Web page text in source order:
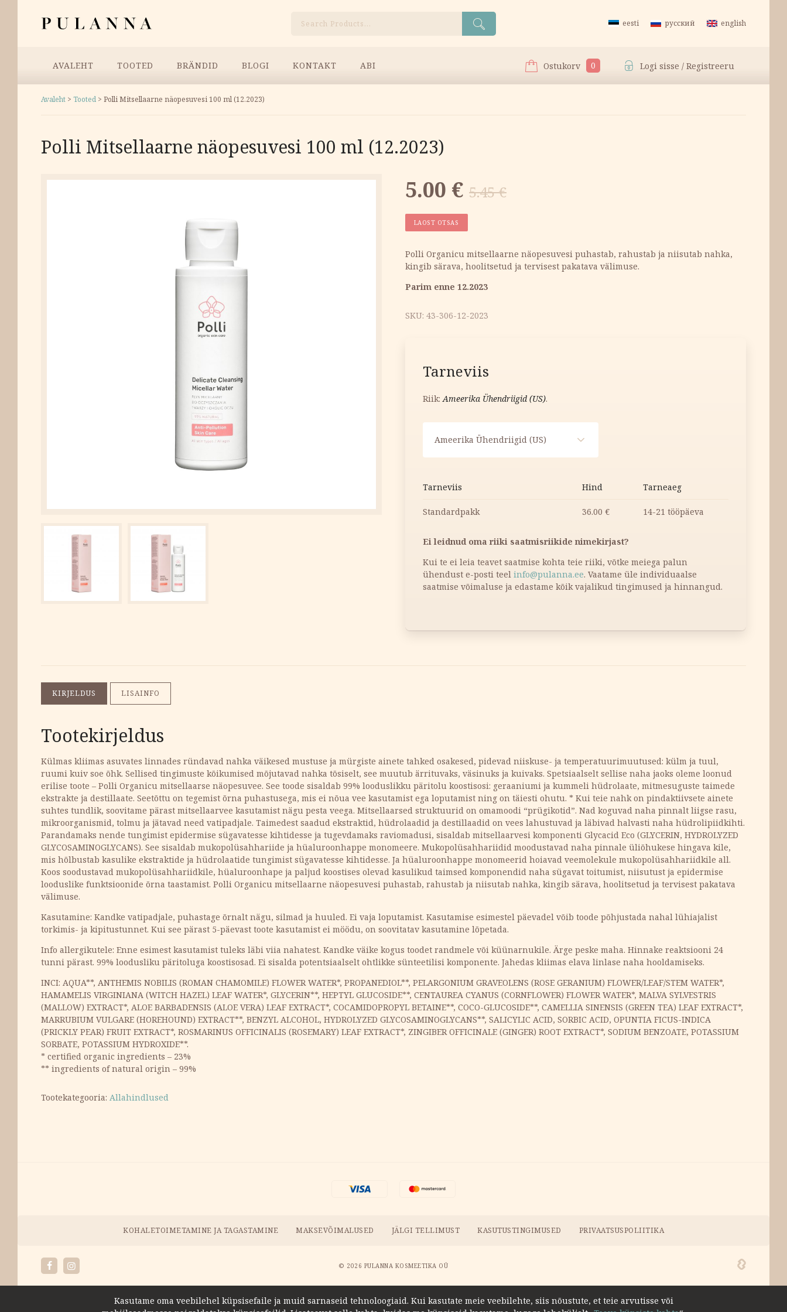
juurde
eesti русский english
AVALEHT TOOTED BRÄNDID BLOGI KONTAKT ABI Ostukorv 0 Logi sisse / Registreeru
Avaleht > Tooted > Polli Mitsellaarne näopesuvesi 100 ml (12.2023)
Polli Mitsellaarne näopesuvesi 100 ml (12.2023)
5.45€
Algne
hind
oli:
5.45 €.
5.00 €
Current
price
is:
5.00 €.
LAOST OTSAS
Polli Organicu mitsellaarne näopesuvesi puhastab, rahustab ja niisutab nahka,
kingib särava, hoolitsetud ja tervisest pakatava välimuse.
Parim enne 12.2023
SKU: 43-306-12-2023
Tarneviis
Riik:Ameerika Ühendriigid (US).
Ameerika Ühendriigid (US)
Tarneviis Hind Tarneaeg
Standardpakk 36.00 € 14-21 tööpäeva
Ei leidnud oma riiki saatmisriikide nimekirjast?
Kui te ei leia teavet saatmise kohta teie riiki, võtke meiega palun
ühendust e-posti teel info@pulanna.ee. Vaatame üle individuaalse
saatmise võimaluse ja edastame kõik vajalikud tingimused ja hinnangud.
KIRJELDUS LISAINFO
Tootekirjeldus
Külmas kliimas asuvates linnades ründavad nahka väikesed mustuse ja mürgiste ainete tahked osakesed, pidevad niiskuse- ja temperatuurimuutused: külm ja tuul,
ruumi kuiv soe õhk. Sellised tingimuste kõikumised mõjutavad nahka tõsiselt, see muutub ärrituvaks, väsinuks ja kuivaks. Spetsiaalselt sellise naha jaoks oleme loonud
erilise toote – Polli Organicu mitsellaarse näopesuvee. See toode sisaldab 99% looduslikku päritolu koostisosi: geraaniumi ja kummeli hüdrolaate, mitmesuguste taimede
ekstrakte ja destillaate. Seetõttu on tegemist õrna puhastusega, mis ei nõua vee kasutamist ega loputamist ning on täiesti ohutu. * Kui teie nahk on pindaktiivsete ainete
suhtes tundlik, soovitame pärast mitsellaarvee kasutamist nägu pesta veega. Mitsellaarsed struktuurid on omamoodi “prügikotid”. Nad koguvad naha pinnalt liigse rasu,
mikroorganismid, tolmu ja jätavad need vatipadjale. Taimedest saadud ekstraktid, hüdrolaadid ja destillaadid on vees lahustuvad ja läbivad halvasti naha hüdrolipiidkihti.
Parandamaks nende tungimist epidermise sügavatesse kihtidesse ja tugevdamaks raviomadusi, sisaldab mitsellaarvesi komponenti Glycacid Eco (GLYCERIN, HYDROLYZED
GLYCOSAMINOGLYCANS). See sisaldab mukopolüsahhariide ja hüaluroonhappe monomeere. Mukopolüsahhariidid moodustavad naha pinnale üliõhukese hingava kile,
mis hõlbustab kasulike ekstraktide ja hüdrolaatide tungimist sügavatesse kihtidesse. Ja hüaluroonhappe monomeerid hoiavad veemolekule mukopolüsahhariidkile all.
Koos soodustavad mukopolüsahhariidkile, hüaluroonhape ja paljud koostises olevad kasulikud taimsed komponendid naha sügavat toitumist, niisutust ja epidermise
looduslike funktsioonide õrna taastamist. Polli Organicu mitsellaarne näopesuvesi puhastab, rahustab ja niisutab nahka, kingib särava, hoolitsetud ja tervisest pakatava
välimuse.
Kasutamine: Kandke vatipadjale, puhastage õrnalt nägu, silmad ja huuled. Ei vaja loputamist. Kasutamise esimestel päevadel võib toode põhjustada nahal lühiajalist
torkimis- ja kipitustunnet. Kui see pärast 5-päevast toote kasutamist ei möödu, on soovitatav kasutamine lõpetada.
Info allergikutele: Enne esimest kasutamist tuleks läbi viia nahatest. Kandke väike kogus toodet randmele või küünarnukile. Ärge peske maha. Hinnake reaktsiooni 24
tunni pärast. 99% loodusliku päritoluga koostisosad. Ei sisalda potentsiaalselt ohtlikke sünteetilisi komponente. Jahedas kliimas elava linlase naha hooldamiseks.
INCI: AQUA**, ANTHEMIS NOBILIS (ROMAN CHAMOMILE) FLOWER WATER*, PROPANEDIOL**, PELARGONIUM GRAVEOLENS (ROSE GERANIUM) FLOWER/LEAF/STEM WATER*,
HAMAMELIS VIRGINIANA (WITCH HAZEL) LEAF WATER*, GLYCERIN**, HEPTYL GLUCOSIDE**, CENTAUREA CYANUS (CORNFLOWER) FLOWER WATER*, MALVA SYLVESTRIS
(MALLOW) EXTRACT*, ALOE BARBADENSIS (ALOE VERA) LEAF EXTRACT*, COCAMIDOPROPYL BETAINE**, COCO-GLUCOSIDE**, CAMELLIA SINENSIS (GREEN TEA) LEAF EXTRACT*,
MARRUBIUM VULGARE (HOREHOUND) EXTRACT**, BENZYL ALCOHOL, HYDROLYZED GLYCOSAMINOGLYCANS**, SALICYLIC ACID, SORBIC ACID, OPUNTIA FICUS-INDICA
(PRICKLY PEAR) FRUIT EXTRACT*, ROSMARINUS OFFICINALIS (ROSEMARY) LEAF EXTRACT*, ZINGIBER OFFICINALE (GINGER) ROOT EXTRACT*, SODIUM BENZOATE, POTASSIUM
SORBATE, POTASSIUM HYDROXIDE**.
* certified organic ingredients – 23%
** ingredients of natural origin – 99%
Tootekategooria: Allahindlused
KOHALETOIMETAMINE JA TAGASTAMINE MAKSEVÕIMALUSED JÄLGI TELLIMUST KASUTUSTINGIMUSED PRIVAATSUSPOLIITIKA
FacebookInstagram © 2026 PULANNA KOSMEETIKA OÜ
Kasutame oma veebilehel küpsisefaile ja muid sarnaseid tehnoloogiaid. Kui kasutate meie veebilehte, siis nõustute, et teie arvutisse või